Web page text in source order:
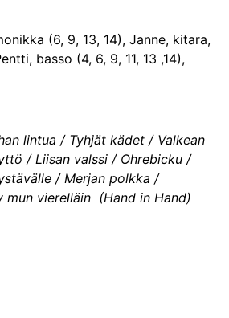
(6, 9, 13, 14), Janne, kitara,
basso (4, 6, 9, 11, 13 ,14),
lintua / Tyhjät kädet / Valkean
/ Liisan valssi / Ohrebicku /
/ Merjan polkka /
mun vierelläin (Hand in Hand)